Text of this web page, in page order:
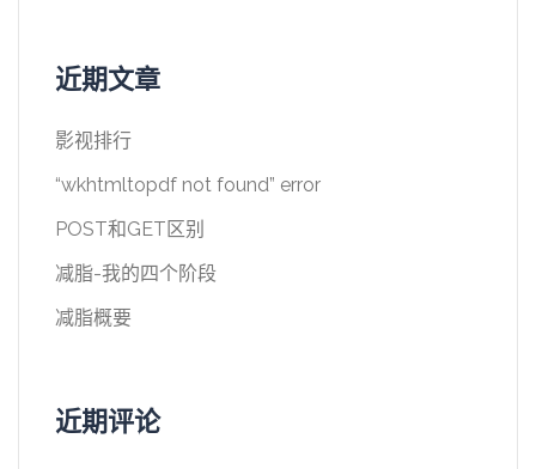
近期文章
影视排行
“wkhtmltopdf not found” error
POST和GET区别
减脂-我的四个阶段
减脂概要
近期评论